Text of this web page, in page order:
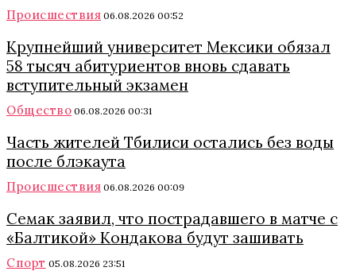
Происшествия 06.08.2026 00:52
Крупнейший университет Мексики обязал
58 тысяч абитуриентов вновь сдавать
вступительный экзамен
Общество 06.08.2026 00:31
Часть жителей Тбилиси остались без воды
после блэкаута
Происшествия 06.08.2026 00:09
Семак заявил, что пострадавшего в матче с
«Балтикой» Кондакова будут зашивать
Спорт 05.08.2026 23:51